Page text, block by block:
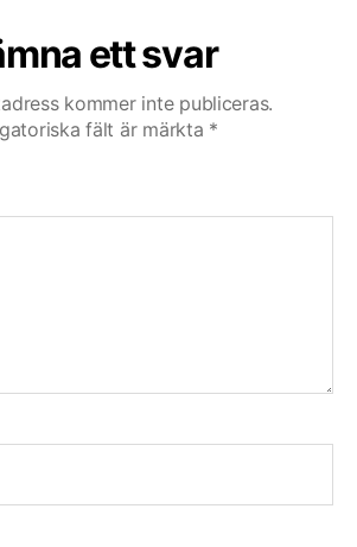
ett svar
kommer inte publiceras.
fält är märkta *